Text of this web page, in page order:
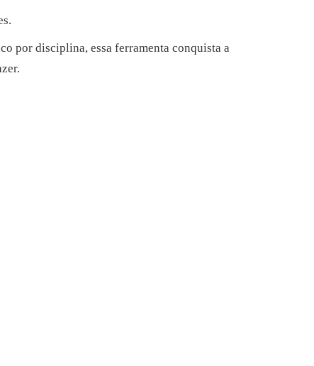
por disciplina, essa ferramenta conquista a